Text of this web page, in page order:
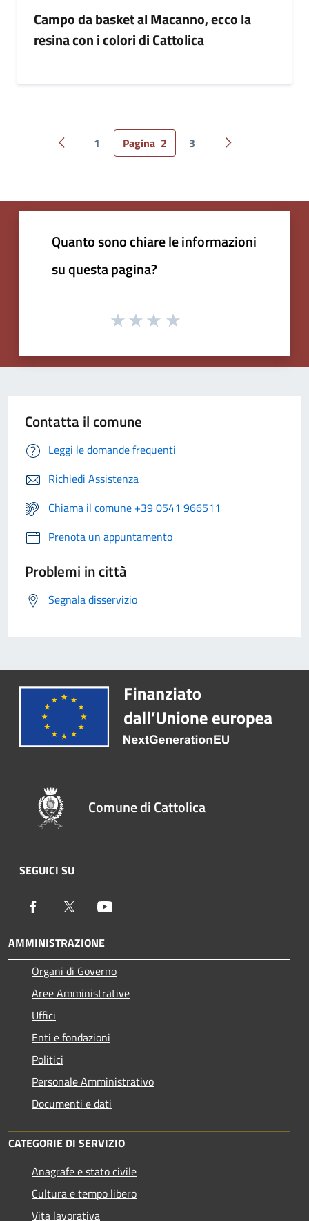
Campo da basket al Macanno, ecco la
resina con i colori di Cattolica
Pagina precedente
1 Pagina 2 3 Pagina
Quanto sono chiare le informazioni
su questa pagina?
Contatta il comune
Leggi le domande frequenti
Richiedi Assistenza
Chiama il comune +39 0541 966511
Prenota un appuntamento
Problemi in città
Segnala disservizio
Comune di Cattolica
SEGUICI SU
Facebook Twitter
AMMINISTRAZIONE
Organi di Governo
Aree Amministrative
Uffici
Enti e fondazioni
Politici
Personale Amministrativo
Documenti e dati
CATEGORIE DI SERVIZIO
Anagrafe e stato civile
Cultura e tempo libero
Vita lavorativa